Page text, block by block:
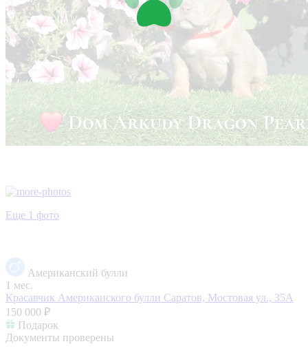
Еще 1 фото
Американский булли
1 мес.
Красавчик Американского булли Саратов, Мостовая ул., 35А
150 000 ₽
Подарок
Документы проверены